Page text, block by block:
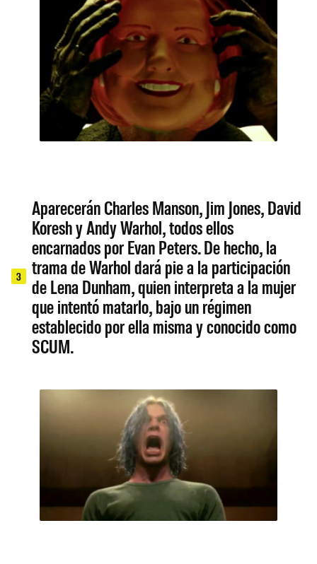
3
Aparecerán Charles Manson, Jim Jones, David
Koresh y Andy Warhol, todos ellos
encarnados por Evan Peters. De hecho, la
trama de Warhol dará pie a la participación
de Lena Dunham, quien interpreta a la mujer
que intentó matarlo, bajo un régimen
establecido por ella misma y conocido como
SCUM.